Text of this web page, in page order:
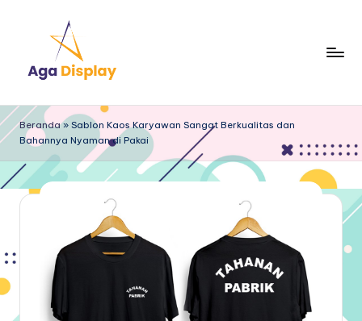
content
Beranda» Sablon Kaos Karyawan Sangat Berkualitas dan
Bahannya Nyaman di Pakai